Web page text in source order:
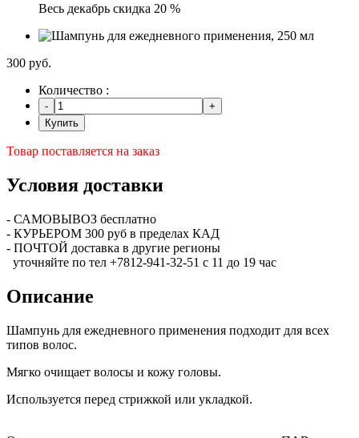
Весь декабрь скидка 20 %
300 руб.
Количество :
Купить
Товар поставляется на заказ
Условия доставки
- САМОВЫВОЗ бесплатно
- КУРЬЕРОМ 300 руб в пределах КАД
- ПОЧТОЙ доставка в другие регионы
уточняйте по тел +7812-941-32-51 с 11 до 19 час
Описание
Шампунь для ежедневного применения подходит для всех
типов волос.
Мягко очищает волосы и кожу головы.
Используется перед стрижкой или укладкой.